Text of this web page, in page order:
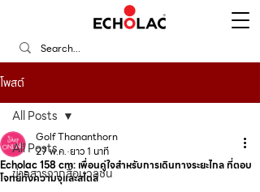
โพสต์
All Posts
ข่าวสารจากสื่อมวลชน
All Posts
Echolac 158 cm: เพื่อนคู่ใจสำหรับการเดินทางระยะไกล ที่ตอบ
โจทย์ทั้งความจุและสไตล์
Golf Thananthorn
27 พ.ค. ยาว 1 นาที